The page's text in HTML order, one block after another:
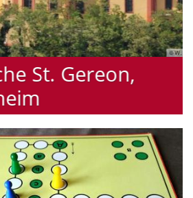
© W. Willrath
St. Gereon,